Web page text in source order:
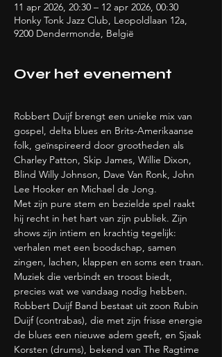
11 apr 2026, 20:30 – 12 apr 2026, 00:30
Honky Tonk Jazz Club, Leopoldlaan 12a,
9200 Dendermonde, België
Over het evenement
Robbert Duijf brengt een unieke mix van
gospel, delta blues en Brits-Amerikaanse
folk, geïnspireerd door grootheden als
Charley Patton, Skip James, Willie Dixon,
Blind Willy Johnson, Dave Van Ronk, John
Lee Hooker en Michael de Jong.
Met zijn pure stem en bezielde spel raakt
hij recht in het hart van zijn publiek. Zijn
shows zijn intiem en krachtig tegelijk:
verhalen met een boodschap, samen
zingen, lachen, klappen en soms een traan.
Muziek die verbindt en troost biedt,
precies wat we vandaag nodig hebben.
Robbert Duijf Band bestaat uit zoon Rubin
Duijf (contrabas), die met zijn frisse energie
de blues een nieuwe adem geeft, en Sjaak
Korsten (drums), bekend van The Ragtime